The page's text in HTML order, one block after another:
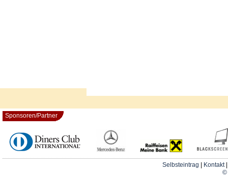
Sponsoren/Partner
Selbsteintrag Kontakt
©